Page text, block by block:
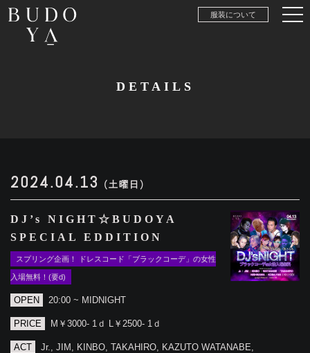
服装について
DETAILS
2024.04.13 (土曜日)
DJ’s NIGHT☆BUDOYA
SPECIAL EDDITION
スプリング企画！ ドレスコード「ブラックコーデ」の女性
入場無料！(要d)
OPEN 20:00 ~ MIDNIGHT
PRICE M￥3000- 1ｄ L￥2500- 1ｄ
ACT
Jr., JIM, KINBO, TAKAHIRO, KAZUTO WATANABE,